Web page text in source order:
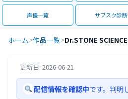
声優一覧 サブスク診断
ホーム>作品一覧>
更新日: 2026-06-21
配信情報を確認中です。判明
評価情報